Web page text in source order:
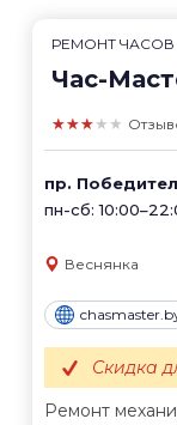
РЕМОНТ ЧАСОВ
Час-
★★★★★
пр.
пн-сб:
Веснянка
Ремонт
Скидка